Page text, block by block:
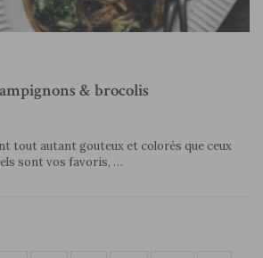
& brocolis
tout autant gouteux et colorés que ceux
sont vos favoris, …